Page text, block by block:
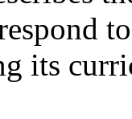
its